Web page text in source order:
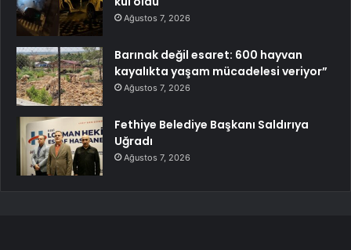
Ağustos 7, 2026
Barınak değil esaret: 600 hayvan
kayalıkta yaşam mücadelesi veriyor”
Ağustos 7, 2026
Fethiye Belediye Başkanı Saldırıya
Uğradı
Ağustos 7, 2026